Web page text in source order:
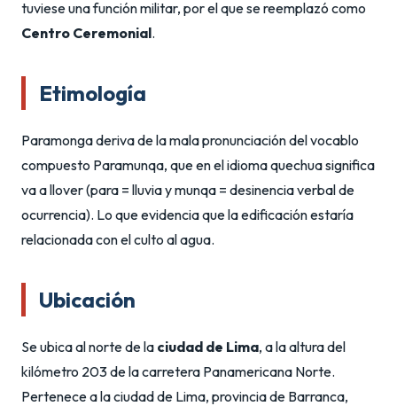
tuviese una función militar, por el que se reemplazó como
Centro Ceremonial.
Etimología
Paramonga deriva de la mala pronunciación del vocablo
compuesto Paramunqa, que en el idioma quechua significa
va a llover (para = lluvia y munqa = desinencia verbal de
ocurrencia). Lo que evidencia que la edificación estaría
relacionada con el culto al agua.
Ubicación
Se ubica al norte de la ciudad de Lima, a la altura del
kilómetro 203 de la carretera Panamericana Norte.
Pertenece a la ciudad de Lima, provincia de Barranca,